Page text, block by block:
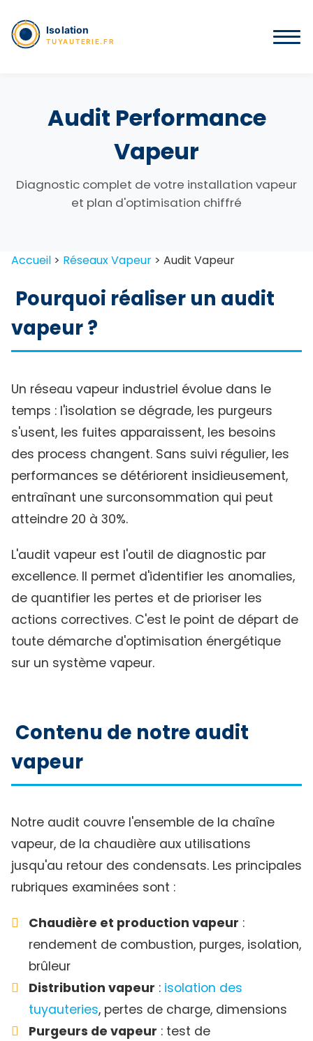
Audit Performance
Vapeur
Diagnostic complet de votre installation vapeur
et plan d'optimisation chiffré
Accueil > Réseaux Vapeur > Audit Vapeur
Pourquoi réaliser un audit
vapeur ?
Un réseau vapeur industriel évolue dans le
temps : l'isolation se dégrade, les purgeurs
s'usent, les fuites apparaissent, les besoins
des process changent. Sans suivi régulier, les
performances se détériorent insidieusement,
entraînant une surconsommation qui peut
atteindre 20 à 30%.
L'audit vapeur est l'outil de diagnostic par
excellence. Il permet d'identifier les anomalies,
de quantifier les pertes et de prioriser les
actions correctives. C'est le point de départ de
toute démarche d'optimisation énergétique
sur un système vapeur.
Contenu de notre audit
vapeur
Notre audit couvre l'ensemble de la chaîne
vapeur, de la chaudière aux utilisations
jusqu'au retour des condensats. Les principales
rubriques examinées sont :
Chaudière et production vapeur :
rendement de combustion, purges, isolation,
brûleur
Distribution vapeur : isolation des
tuyauteries, pertes de charge, dimensions
Purgeurs de vapeur : test de